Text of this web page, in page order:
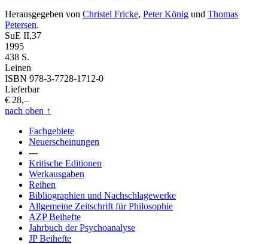
Herausgegeben von Christel Fricke, Peter König und Thomas
Petersen.
SuE II,37
1995
438 S.
Leinen
ISBN 978-3-7728-1712-0
Lieferbar
€ 28,–
nach oben ↑
Fachgebiete
Neuerscheinungen
---
Kritische Editionen
Werkausgaben
Reihen
Bibliographien und Nachschlagewerke
Allgemeine Zeitschrift für Philosophie
AZP Beihefte
Jahrbuch der Psychoanalyse
JP Beihefte